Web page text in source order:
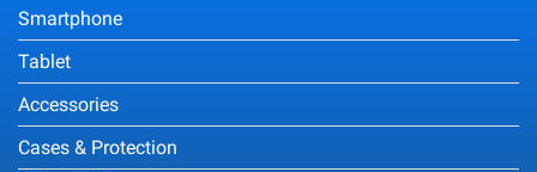
Smartphone
Tablet
Accessories
Cases & Protection